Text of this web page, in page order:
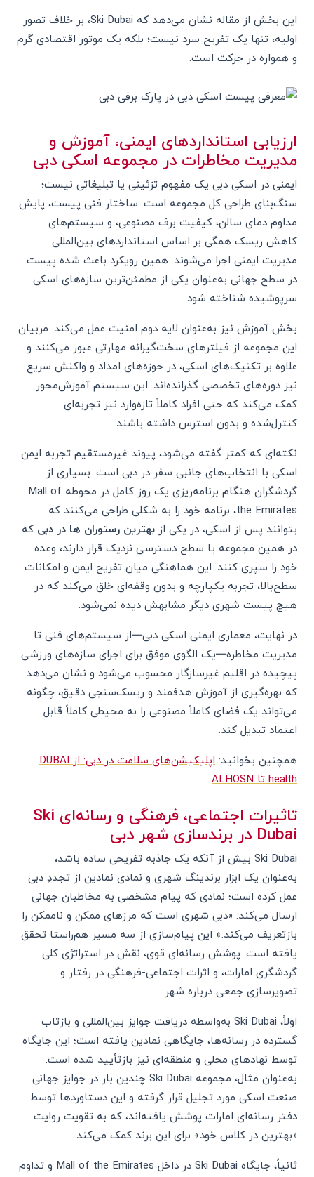
این بخش از مقاله نشان می‌دهد که Ski Dubai، بر خلاف تصور
اولیه، تنها یک تفریح سرد نیست؛ بلکه یک موتور اقتصادی گرم
و همواره در حرکت است.
ارزیابی استانداردهای ایمنی، آموزش و
مدیریت مخاطرات در مجموعه اسکی دبی
ایمنی در اسکی دبی یک مفهوم تزئینی یا تبلیغاتی نیست؛
سنگ‌بنای طراحی کل مجموعه است. ساختار فنی پیست، پایش
مداوم دمای سالن، کیفیت برف مصنوعی، و سیستم‌های
کاهش ریسک همگی بر اساس استانداردهای بین‌المللی
مدیریت ایمنی اجرا می‌شوند. همین رویکرد باعث شده پیست
در سطح جهانی به‌عنوان یکی از مطمئن‌ترین سازه‌های اسکی
سرپوشیده شناخته شود.
بخش آموزش نیز به‌عنوان لایه دوم امنیت عمل می‌کند. مربیان
این مجموعه از فیلترهای سخت‌گیرانه مهارتی عبور می‌کنند و
علاوه بر تکنیک‌های اسکی، در حوزه‌های امداد و واکنش سریع
نیز دوره‌های تخصصی گذرانده‌اند. این سیستم آموزش‌محور
کمک می‌کند که حتی افراد کاملاً تازه‌وارد نیز تجربه‌ای
کنترل‌شده و بدون استرس داشته باشند.
نکته‌ای که کمتر گفته می‌شود، پیوند غیرمستقیم تجربه ایمن
اسکی با انتخاب‌های جانبی سفر در دبی است. بسیاری از
گردشگران هنگام برنامه‌ریزی یک روز کامل در محوطه Mall of
the Emirates، برنامه خود را به شکلی طراحی می‌کنند که
بتوانند پس از اسکی، در یکی از بهترین رستوران ها در دبی که
در همین مجموعه یا سطح دسترسی نزدیک قرار دارند، وعده
خود را سپری کنند. این هماهنگی میان تفریح ایمن و امکانات
سطح‌بالا، تجربه یکپارچه و بدون وقفه‌ای خلق می‌کند که در
هیچ پیست شهری دیگر مشابهش دیده نمی‌شود.
در نهایت، معماری ایمنی اسکی دبی—از سیستم‌های فنی تا
مدیریت مخاطره—یک الگوی موفق برای اجرای سازه‌های ورزشی
پیچیده در اقلیم غیرسازگار محسوب می‌شود و نشان می‌دهد
که بهره‌گیری از آموزش هدفمند و ریسک‌سنجی دقیق، چگونه
می‌تواند یک فضای کاملاً مصنوعی را به محیطی کاملاً قابل
اعتماد تبدیل کند.
همچنین بخوانید:
اپلیکیشن‌های سلامت در دبی: از DUBAI
health تا ALHOSN
تاثیرات اجتماعی، فرهنگی و رسانه‌ای Ski
Dubai در برندسازی شهر دبی
Ski Dubai بیش از آنکه یک جاذبه تفریحی ساده باشد،
به‌عنوان یک ابزار برندینگ شهری و نمادی نمادین از تجددِ دبی
عمل کرده است؛ نمادی که پیام مشخصی به مخاطبان جهانی
ارسال می‌کند: «دبی شهری است که مرزهای ممکن و ناممکن را
بازتعریف می‌کند.» این پیام‌سازی از سه مسیر هم‌راستا تحقق
یافته است: پوشش رسانه‌ای قوی، نقش در استراتژی کلی
گردشگری امارات، و اثرات اجتماعی-فرهنگی در رفتار و
تصویرسازی جمعی درباره شهر.
اولاً، Ski Dubai به‌واسطه دریافت جوایز بین‌المللی و بازتاب
گسترده در رسانه‌ها، جایگاهی نمادین یافته است؛ این جایگاه
توسط نهادهای محلی و منطقه‌ای نیز بازتأیید شده است.
به‌عنوان مثال، مجموعه Ski Dubai چندین بار در جوایز جهانی
صنعت اسکی مورد تجلیل قرار گرفته و این دستاوردها توسط
دفتر رسانه‌ای امارات پوشش یافته‌اند، که به تقویت روایت
«بهترین در کلاس خود» برای این برند کمک می‌کند.
ثانیاً، جایگاه Ski Dubai در داخل Mall of the Emirates و تداوم